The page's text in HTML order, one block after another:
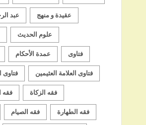
عبد عقيدة و منهج
علوم الحديث
عمدة الأحكام فتاوى
فتاوى فتاوى العلامة العثيمين
فقه فقه الزكاة
فقه الصيام فقه الطهارة